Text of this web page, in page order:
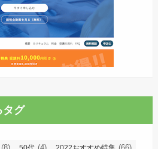
タグ